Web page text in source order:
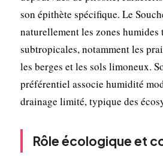
son épithète spécifique. Le
naturellement les zones humides
subtropicales, notamment les
les berges et les sols limoneux.
préférentiel associe humidité
drainage limité, typique des
Rôle écologique et